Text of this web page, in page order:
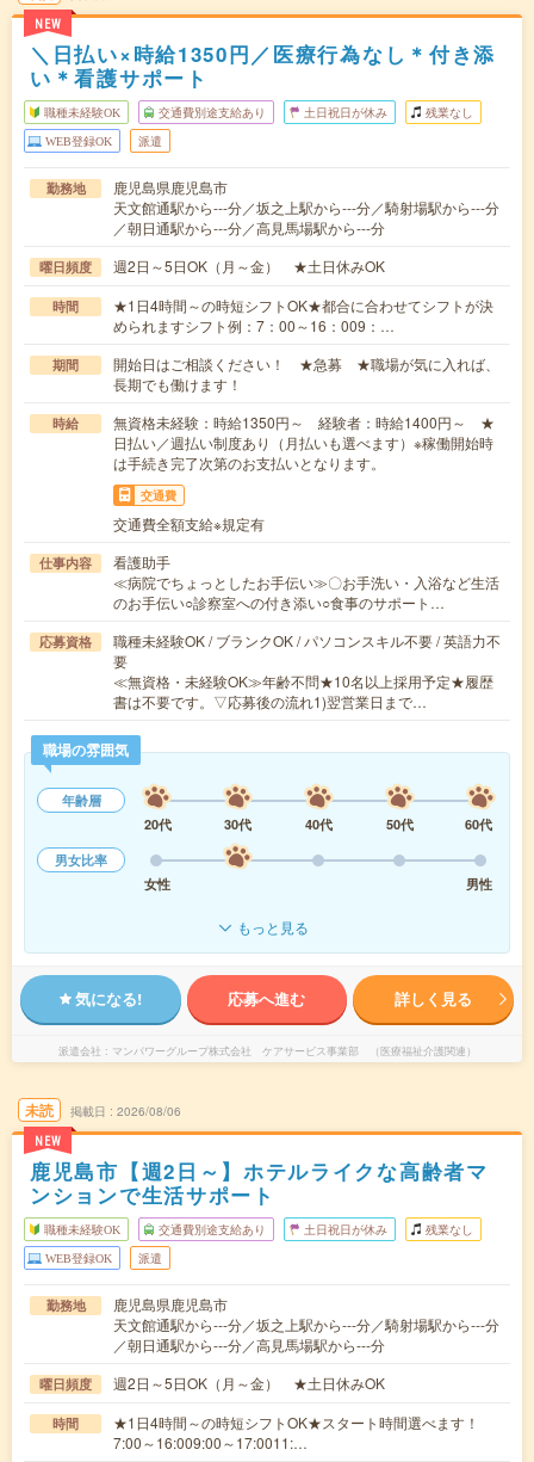
NEW
＼日払い×時給1350円／医療行為なし＊付き添
い＊看護サポート
職種未経験OK 交通費別途支給あり 土日祝日が休み 残業なし
WEB登録OK 派遣
勤務地
鹿児島県鹿児島市
天文館通駅から---分／坂之上駅から---分／騎射場駅から---分
／朝日通駅から---分／高見馬場駅から---分
曜日頻度 週2日～5日OK（月～金） ★土日休みOK
時間
★1日4時間～の時短シフトOK★都合に合わせてシフトが決
められますシフト例：7：00～16：009：…
期間
開始日はご相談ください！ ★急募 ★職場が気に入れば、
長期でも働けます！
時給
無資格未経験：時給1350円～ 経験者：時給1400円～ ★
日払い／週払い制度あり（月払いも選べます）※稼働開始時
は手続き完了次第のお支払いとなります。
交通費
交通費全額支給※規定有
仕事内容
看護助手
≪病院でちょっとしたお手伝い≫〇お手洗い・入浴など生活
のお手伝い○診察室への付き添い○食事のサポート…
応募資格
職種未経験OK / ブランクOK / パソコンスキル不要 / 英語力不
要
≪無資格・未経験OK≫年齢不問★10名以上採用予定★履歴
書は不要です。▽応募後の流れ1)翌営業日まで…
職場の雰囲気
年齢層
20代
30代 40代 50代
60代
男女比率
女性
男性
もっと見る
気になる! 応募へ進む 詳しく見る
派遣会社 マンパワーグループ株式会社 ケアサービス事業部 （医療福祉介護関連）
未読
NEW
掲載日 2026/08/06
鹿児島市【週2日～】ホテルライクな高齢者マ
ンションで生活サポート
職種未経験OK 交通費別途支給あり 土日祝日が休み 残業なし
WEB登録OK 派遣
勤務地
鹿児島県鹿児島市
天文館通駅から---分／坂之上駅から---分／騎射場駅から---分
／朝日通駅から---分／高見馬場駅から---分
曜日頻度 週2日～5日OK（月～金） ★土日休みOK
時間
★1日4時間～の時短シフトOK★スタート時間選べます！
7:00～16:009:00～17:0011:…